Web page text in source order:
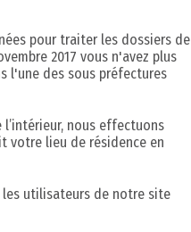
pour traiter les dossiers de
2017 vous n'avez plus
l'une des sous préfectures
nous effectuons
votre lieu de résidence en
les utilisateurs de notre site